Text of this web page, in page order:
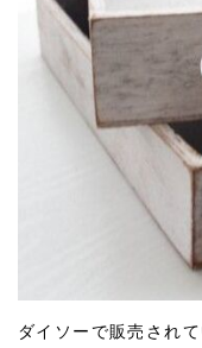
ダイソーで販売され